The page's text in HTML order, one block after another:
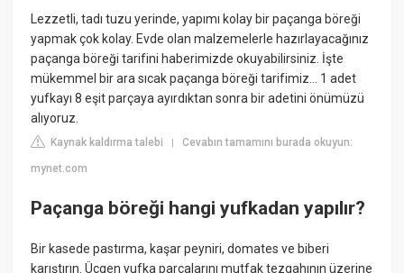
Lezzetli, tadı tuzu yerinde, yapımı kolay bir paçanga böreği
yapmak çok kolay. Evde olan malzemelerle hazırlayacağınız
paçanga böreği tarifini haberimizde okuyabilirsiniz. İşte
mükemmel bir ara sıcak paçanga böreği tarifimiz... 1 adet
yufkayı 8 eşit parçaya ayırdıktan sonra bir adetini önümüzü
alıyoruz.
Kaynak kaldırma talebi |Cevabın tamamını burada okuyun:
mynet.com
Paçanga böreği hangi yufkadan yapılır?
Bir kasede pastırma, kaşar peyniri, domates ve biberi
karıştırın. Üçgen yufka parçalarını mutfak tezgahının üzerine